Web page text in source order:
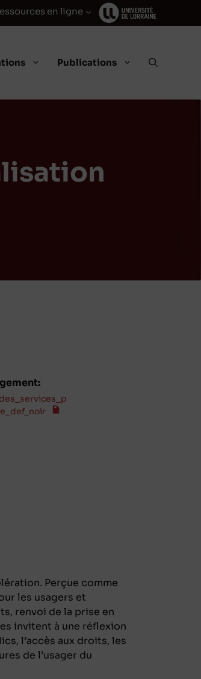
en ligne
Publications
Perçue comme
les usagers et
renvoi de la prise en
invitent à une réflexion
l’accès aux droits, les
de l’usager du